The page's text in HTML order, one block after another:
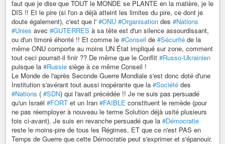
faut que je dise que TOUT le MONDE se PLANTE en la matière, je le
DIS !! Et le pire (si l'on a déjà atteint les limites du pire, ce dont je
doute également), c'est que l' #ONU #Organisation des #Nations
#Unies avec #GUTERRES à sa tête est d'un silence assourdissant,
ou d'un timoré éhonté !! Et comme le #Conseil de #Sécurité de la
même ONU comporte au moins UN État impliqué sur zone, comment
tout ceci pourrait-il finir ?? De même que le Conflit #Russo-Ukrainien
puisque la #Russie siège à ce même Conseil !
Le Monde de l'après Seconde Guerre Mondiale s'est donc doté d'une
Institution s'avérant tout aussi inopérante que la #Société des
#Nations ( #SDN) qui l'avait précédée !! Je ne suis pas persuadé
qu'un Israël #FORT et un Iran #FAIBLE constituent le remède (pour
ne pas réemployer à nouveau le terme Solution déjà usité plusieurs
fois ci-avant). Je suis en revanche persuadé que la #Démocratie
reste le moins-pire de tous les Régimes, ET que ce n'est PAS en
Temps de Guerre que cette Démocratie peut s'exprimer et s'épanouir.